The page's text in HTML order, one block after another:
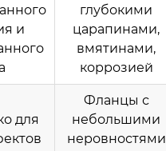
и
глубокими
царапинами,
вмятинами,
коррозией
для
Фланцы с
небольшими
неровностями